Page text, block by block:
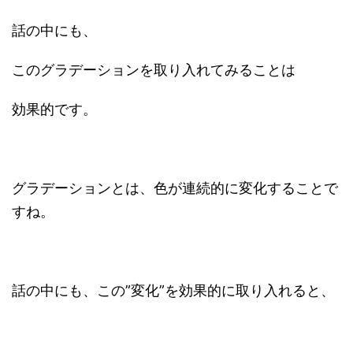
話の中にも、
このグラデーションを取り入れてみることは
効果的です。
グラデーションとは、色が連続的に変化することで
すね。
話の中にも、この”変化”を効果的に取り入れると、